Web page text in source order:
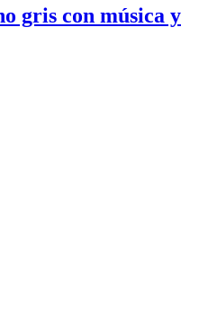
gris con música y